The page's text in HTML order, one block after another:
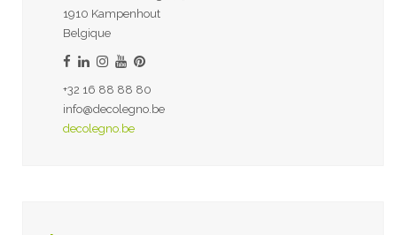
1910 Kampenhout
Belgique
+32 16 88 88 80
info@decolegno.be
decolegno.be